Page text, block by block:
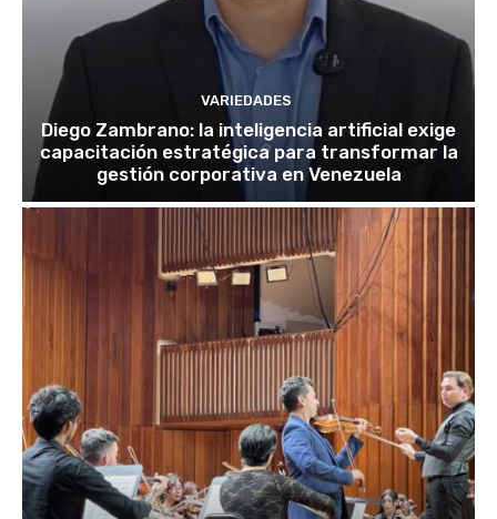
VARIEDADES
Diego Zambrano: la inteligencia artificial exige
capacitación estratégica para transformar la
gestión corporativa en Venezuela